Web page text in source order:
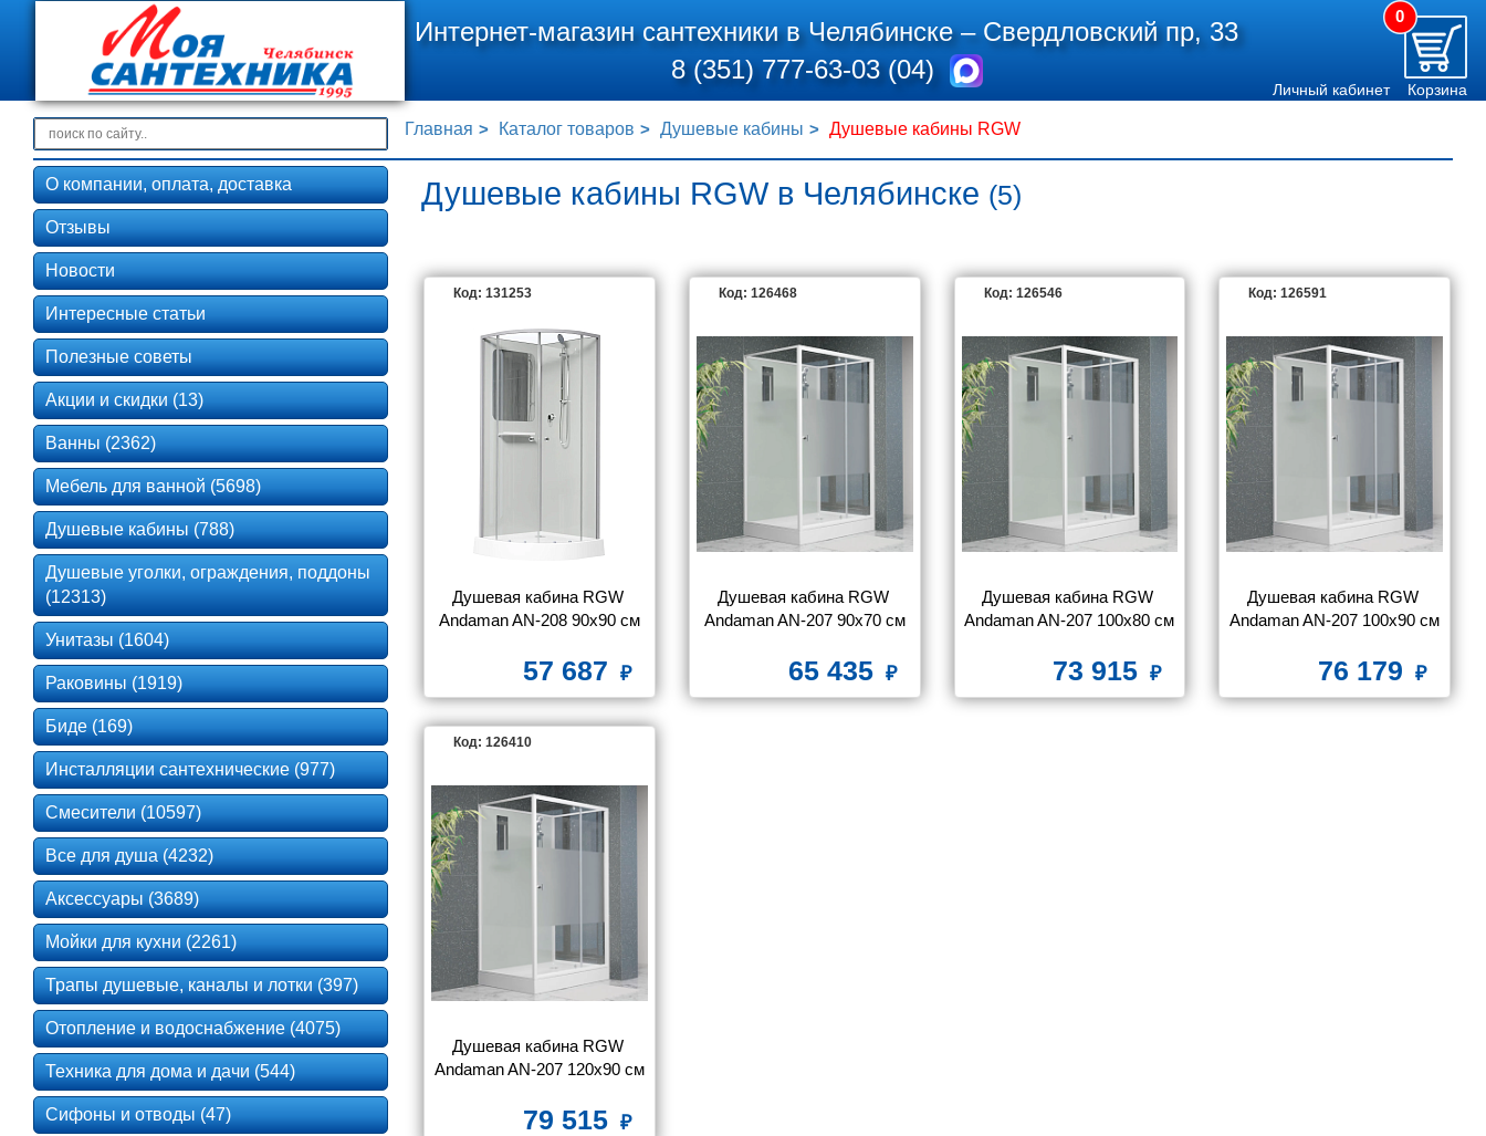
Интернет-магазин сантехники в Челябинске –Свердловский пр, 33
8 (351) 777-63-03 (04)
0
Личный кабинет Корзина
Главная Каталог товаров Душевые кабины Душевые кабины RGW
Душевые кабины RGW в Челябинске (5)
Код: 131253
Душевая кабина RGW
Andaman AN-208 90x90 см
57 687
Код: 126468
Душевая кабина RGW
Andaman AN-207 90x70 см
65 435
Код: 126546
Душевая кабина RGW
Andaman AN-207 100x80 см
73 915
Код: 126591
Душевая кабина RGW
Andaman AN-207 100x90 см
76 179
Код: 126410
Душевая кабина RGW
Andaman AN-207 120x90 см
79 515
О компании, оплата, доставка
Отзывы
Новости
Интересные статьи
Полезные советы
Акции и скидки (13)
Ванны (2362)
Мебель для ванной (5698)
Душевые кабины (788)
Душевые уголки, ограждения, поддоны
(12313)
Унитазы (1604)
Раковины (1919)
Биде (169)
Инсталляции сантехнические (977)
Смесители (10597)
Все для душа (4232)
Аксессуары (3689)
Мойки для кухни (2261)
Трапы душевые, каналы и лотки (397)
Отопление и водоснабжение (4075)
Техника для дома и дачи (544)
Сифоны и отводы (47)